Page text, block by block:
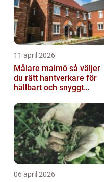
11 april 2026
Målare malmö så väljer
du rätt hantverkare för
hållbart och snyggt
06 april 2026